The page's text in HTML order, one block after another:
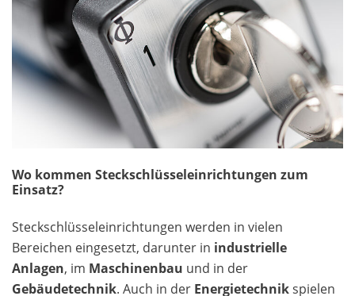
Wo kommen Steckschlüsseleinrichtungen zum
Einsatz?
Steckschlüsseleinrichtungen werden in vielen
Bereichen eingesetzt, darunter in industrielle
Anlagen, im Maschinenbau und in der
Gebäudetechnik. Auch in der Energietechnikspielen